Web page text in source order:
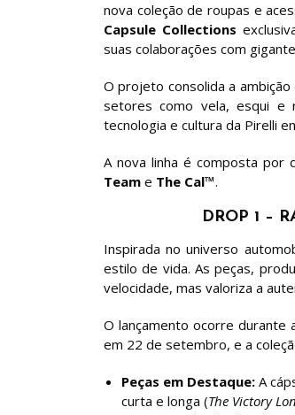
nova coleção de roupas e
Capsule Collections
suas colaborações com
O projeto consolida a
setores como vela, esqui e
tecnologia e cultura da Pirelli
A nova linha é composta por
Team e The Cal™.
DROP 1 –
Inspirada no universo
estilo de vida. As peças,
velocidade, mas valoriza a
O lançamento ocorre durante
em 22 de setembro, e a
Peças em Destaque: A
curta e longa (The Victory